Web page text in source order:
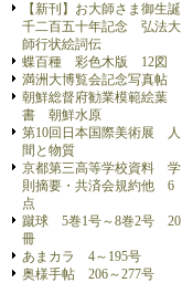
【新刊】お大師さま御生誕
千二百五十年記念 弘法大
師行状絵詞伝
蝶百種 彩色木版 12図
満洲大博覧会記念写真帖
朝鮮総督府勧業模範絵葉
書 朝鮮水原
第10回日本国際美術展 人
間と物質
京都第三高等学校資料 学
則摘要・共済会規約他 6
点
蹴球 5巻1号～8巻2号 20
冊
あまカラ 4～195号
奥様手帖 206～277号